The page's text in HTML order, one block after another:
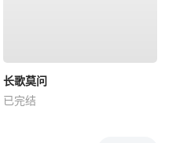
长歌莫问
已完结